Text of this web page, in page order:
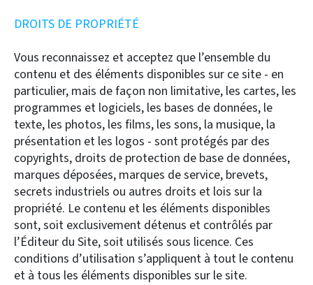
DROITS DE PROPRIÉTÉ
Vous reconnaissez et acceptez que l’ensemble du
contenu et des éléments disponibles sur ce site - en
particulier, mais de façon non limitative, les cartes, les
programmes et logiciels, les bases de données, le
texte, les photos, les films, les sons, la musique, la
présentation et les logos - sont protégés par des
copyrights, droits de protection de base de données,
marques déposées, marques de service, brevets,
secrets industriels ou autres droits et lois sur la
propriété. Le contenu et les éléments disponibles
sont, soit exclusivement détenus et contrôlés par
l’Éditeur du Site, soit utilisés sous licence. Ces
conditions d’utilisation s’appliquent à tout le contenu
et à tous les éléments disponibles sur le site.